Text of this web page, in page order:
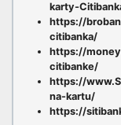
karty-
https://
citibanka/
https://
citibanke/
https://
na-kartu/
https://